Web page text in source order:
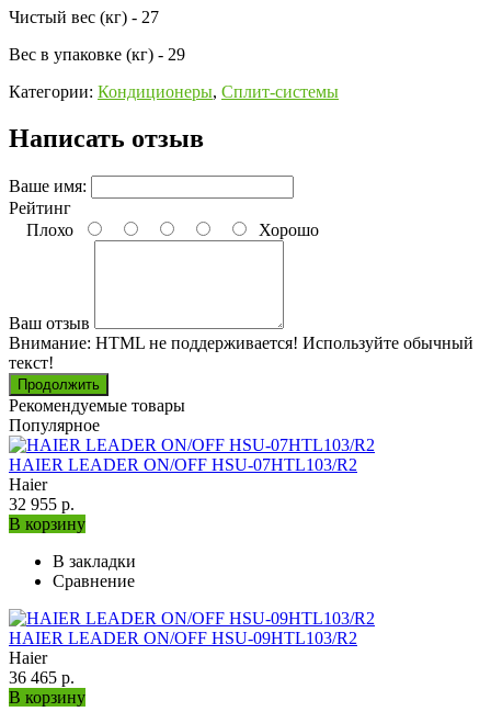
Чистый вес (кг) - 27
Вес в упаковке (кг) - 29
Категории: Кондиционеры, Сплит-системы
Написать отзыв
Ваше имя:
Рейтинг
Плохо
Хорошо
Ваш отзыв
Внимание: HTML не поддерживается! Используйте обычный
текст!
Продолжить
Рекомендуемые товары
Популярное
HAIER LEADER ON/OFF HSU-07HTL103/R2
Haier
32 955 р.
В корзину
В закладки
Сравнение
HAIER LEADER ON/OFF HSU-09HTL103/R2
Haier
36 465 р.
В корзину